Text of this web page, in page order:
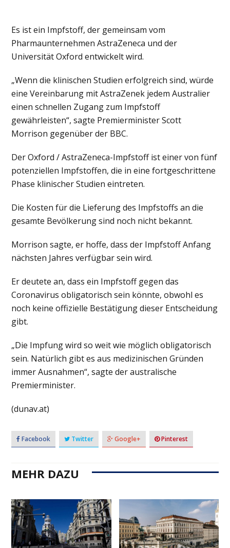
Es ist ein Impfstoff, der gemeinsam vom
Pharmaunternehmen AstraZeneca und der
Universität Oxford entwickelt wird.
„Wenn die klinischen Studien erfolgreich sind, würde
eine Vereinbarung mit AstraZenek jedem Australier
einen schnellen Zugang zum Impfstoff
gewährleisten“, sagte Premierminister Scott
Morrison gegenüber der BBC.
Der Oxford / AstraZeneca-Impfstoff ist einer von fünf
potenziellen Impfstoffen, die in eine fortgeschrittene
Phase klinischer Studien eintreten.
Die Kosten für die Lieferung des Impfstoffs an die
gesamte Bevölkerung sind noch nicht bekannt.
Morrison sagte, er hoffe, dass der Impfstoff Anfang
nächsten Jahres verfügbar sein wird.
Er deutete an, dass ein Impfstoff gegen das
Coronavirus obligatorisch sein könnte, obwohl es
noch keine offizielle Bestätigung dieser Entscheidung
gibt.
„Die Impfung wird so weit wie möglich obligatorisch
sein. Natürlich gibt es aus medizinischen Gründen
immer Ausnahmen“, sagte der australische
Premierminister.
(dunav.at)
Facebook Twitter Google+ Pinterest
MEHR DAZU